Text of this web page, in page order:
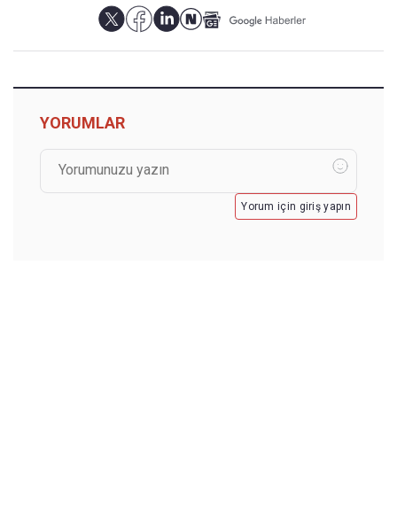
YORUMLAR
Yorum için giriş yapın